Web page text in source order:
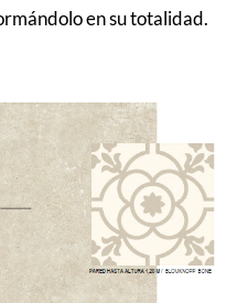
en su totalidad.